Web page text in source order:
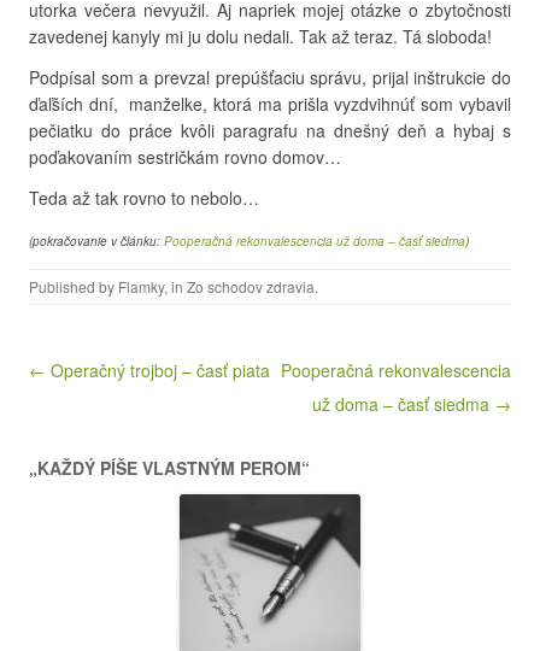
utorka večera nevyužil. Aj napriek mojej otázke o zbytočnosti
zavedenej kanyly mi ju dolu nedali. Tak až teraz. Tá sloboda!
Podpísal som a prevzal prepúšťaciu správu, prijal inštrukcie do
ďaľších dní, manželke, ktorá ma prišla vyzdvihnúť som vybavil
pečiatku do práce kvôli paragrafu na dnešný deň a hybaj s
poďakovaním sestričkám rovno domov…
Teda až tak rovno to nebolo…
(pokračovanie v článku: Pooperačná rekonvalescencia už doma – časť siedma)
Published by Flamky, in Zo schodov zdravia.
Post navigation
← Operačný trojboj – časť piata Pooperačná rekonvalescencia
už doma – časť siedma →
„KAŽDÝ PÍŠE VLASTNÝM PEROM“